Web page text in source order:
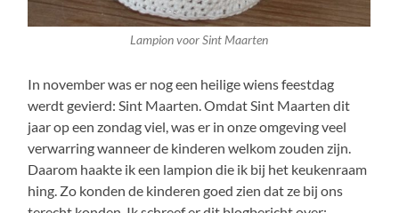
Lampion voor Sint Maarten
In november was er nog een heilige wiens feestdag
werdt gevierd: Sint Maarten. Omdat Sint Maarten dit
jaar op een zondag viel, was er in onze omgeving veel
verwarring wanneer de kinderen welkom zouden zijn.
Daarom haakte ik een lampion die ik bij het keukenraam
hing. Zo konden de kinderen goed zien dat ze bij ons